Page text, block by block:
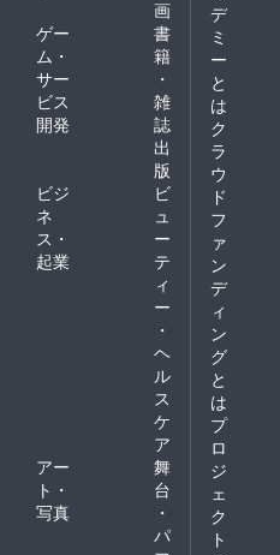
志を持った人たちが本
気で、人生をかけて、
面白くてムダな事を探
し、企画し、実行して
います。 そんな多
様性のある団体です
が、信念は同じ。 ”ム
ダな事で、笑顔になろ
う” という事です。皆
さんに人生を楽しんで
ほしい。そして自分も
楽しみたい。 そんな
熱意がこの短文では伝
わりませんが、少しで
もこの思いに共感して
くださった方は、お気
持ちで構わないので是
非出資をお願いしま
画
ゲー
ム・
サー
ビス
開発
書
籍
・
雑
誌
出
版
ビジ
ネ
ス・
起業
ビ
ュ
ー
テ
ィ
ー
・
ヘ
ル
ス
ケ
ア
アー
ト・
写真
舞
台
・
パ
デ
ミ
ー
と
は
ク
ラ
ウ
ド
フ
ァ
ン
デ
ィ
ン
グ
と
は
プ
ロ
ジ
ェ
ク
ト